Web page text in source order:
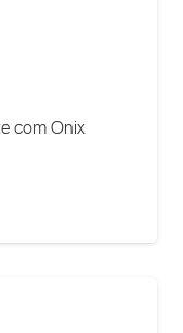
com Onix